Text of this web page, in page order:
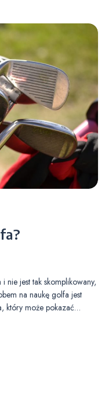
nie jest tak skomplikowany,
na naukę golfa jest
który może pokazać…